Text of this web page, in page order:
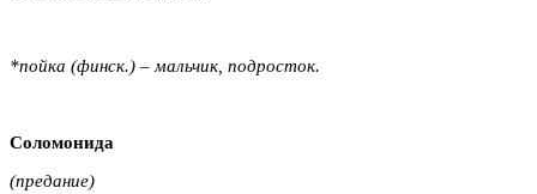
*пойка (финск.) – мальчик, подросток.
Соломонида
(предание)